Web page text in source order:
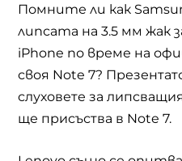
Помните ли как
липсата на 3.5 мм жак
iPhone по време на
своя Note 7?
слуховете за
ще присъства в Note 7.